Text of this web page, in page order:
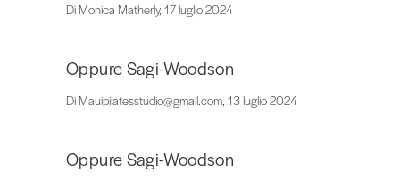
Di Monica Matherly, 17 luglio 2024
Oppure Sagi-Woodson
Di Mauipilatesstudio@gmail.com, 13 luglio 2024
Oppure Sagi-Woodson